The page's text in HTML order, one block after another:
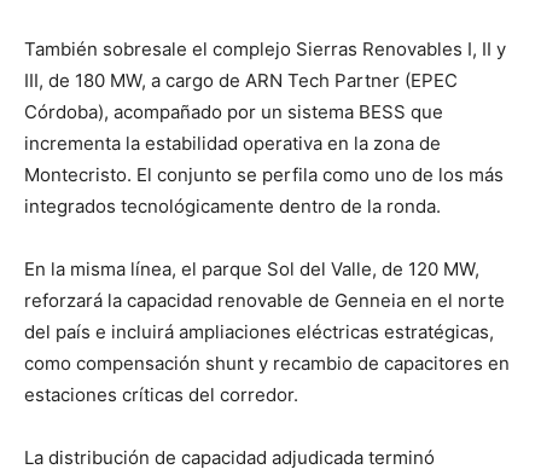
También sobresale el complejo Sierras Renovables I, II y
III, de 180 MW, a cargo de ARN Tech Partner (EPEC
Córdoba), acompañado por un sistema BESS que
incrementa la estabilidad operativa en la zona de
Montecristo. El conjunto se perfila como uno de los más
integrados tecnológicamente dentro de la ronda.
En la misma línea, el parque Sol del Valle, de 120 MW,
reforzará la capacidad renovable de Genneia en el norte
del país e incluirá ampliaciones eléctricas estratégicas,
como compensación shunt y recambio de capacitores en
estaciones críticas del corredor.
La distribución de capacidad adjudicada terminó